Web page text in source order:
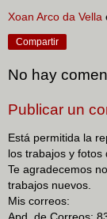
Xoan Arco da Vella
Compartir
No hay
Publicar un
Está permitida la
los trabajos y fotos
Te agradecemos
trabajos nuevos.
Mis correos: